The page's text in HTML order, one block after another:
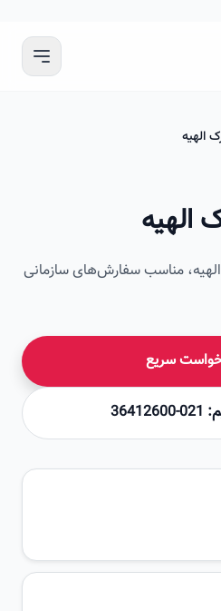
سفارش‌های سازمانی